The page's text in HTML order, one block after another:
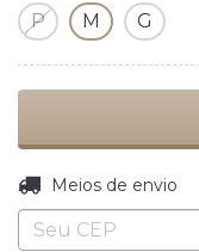
P M G
Entregas para o CEP:
Meios de envio